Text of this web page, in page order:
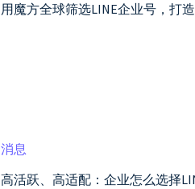
用魔方全球筛选LINE企业号，打
消息
高活跃、高适配：企业怎么选择